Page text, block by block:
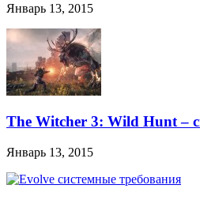
Январь 13, 2015
The Witcher 3: Wild Hunt –
Январь 13, 2015